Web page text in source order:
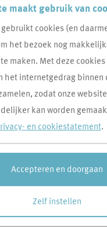
maakt gebruik van
cookies (en
het bezoek nog
maken. Met deze
het internetgedrag binnen
zodat onze
kan worden
en cookiestatement.
Accepteren en doorgaan
Zelf instellen
een goed onderhouden
voor het
vind je terug in de
en het
we samen.